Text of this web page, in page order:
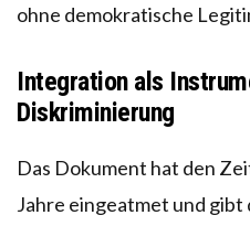
ohne demokratische
Integration als
Diskriminierung
Das Dokument hat den
Jahre eingeatmet und gibt